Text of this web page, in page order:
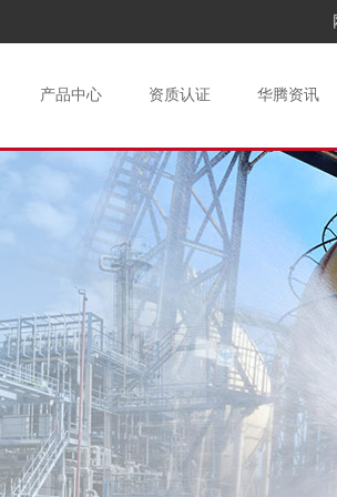
产品中心 资质认证 华腾资讯